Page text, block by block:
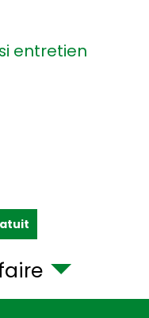
entretien